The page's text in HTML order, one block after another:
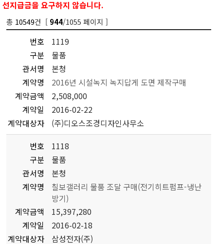
선지급금을 요구하지 않습니다.
총 10549건 [ 944/1055 페이지 ]
번호
1119
구분
물품
관서명
본청
계약명
2016년 시설녹지 녹지답게 도면 제작구매
계약금액
2,508,000
계약일
2016-02-22
계약대상자
(주)디오스조경디자인사무소
번호
1118
구분
물품
관서명
본청
계약명
칠보갤러리 물품 조달 구매(전기히트펌프-냉난
방기)
계약금액
15,397,280
계약일
2016-02-18
계약대상자
삼성전자(주)